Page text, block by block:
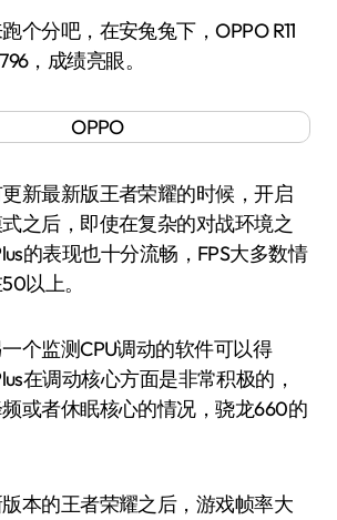
分吧，在安兔兔下，OPPO R11
，成绩亮眼。
最新版王者荣耀的时候，开启
之后，即使在复杂的对战环境之
的表现也十分流畅，FPS大多数情
以上。
监测CPU调动的软件可以得
在调动核心方面是非常积极的，
或者休眠核心的情况，骁龙660的
的王者荣耀之后，游戏帧率大